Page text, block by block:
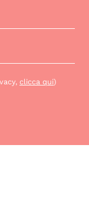
clicca qui)